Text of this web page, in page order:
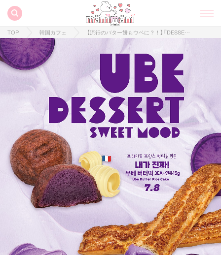
TOP 韓国カフェ 【流行のバター餅もウベに？！】『DESSERT39』から甘くて香ばしい「ウベデザート」が登場♡